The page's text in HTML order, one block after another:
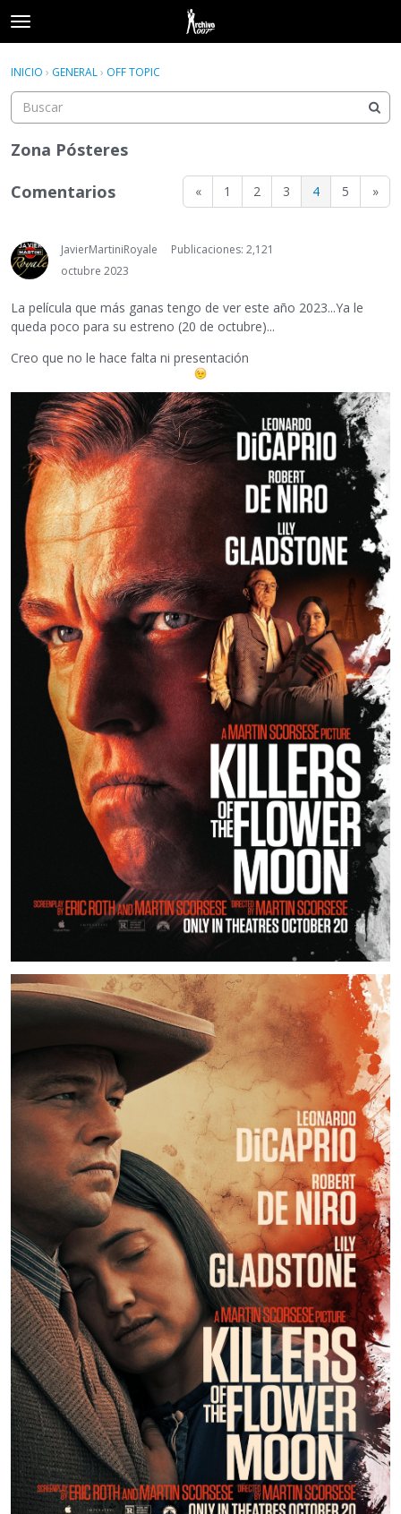
t
o
g
e
m
e
u
Acceder
Acceder Registrarse
INICIO › GENERAL› OFF TOPIC
Zona Pósteres
« 1 2 3 4 5 »
Comentarios
JavierMartiniRoyale
Publicaciones: 2,121
octubre 2023
La película que más ganas tengo de ver este año 2023...Ya le
queda poco para su estreno (20 de octubre)...
Creo que no le hace falta ni presentación